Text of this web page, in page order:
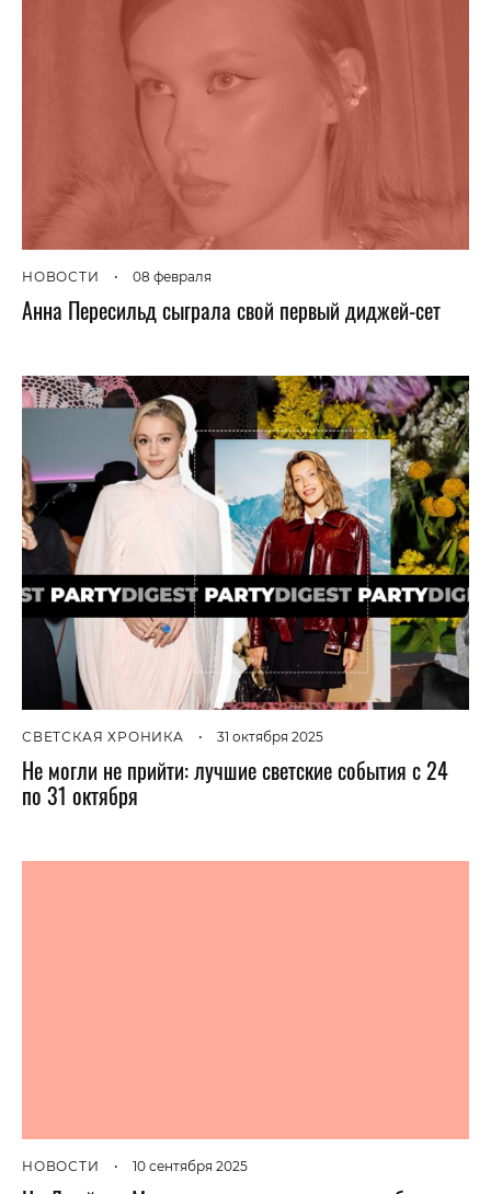
НОВОСТИ • 08 февраля
Анна Пересильд сыграла свой первый диджей-сет
СВЕТСКАЯ ХРОНИКА • 31 октября 2025
Не могли не прийти: лучшие светские события с 24
по 31 октября
НОВОСТИ • 10 сентября 2025